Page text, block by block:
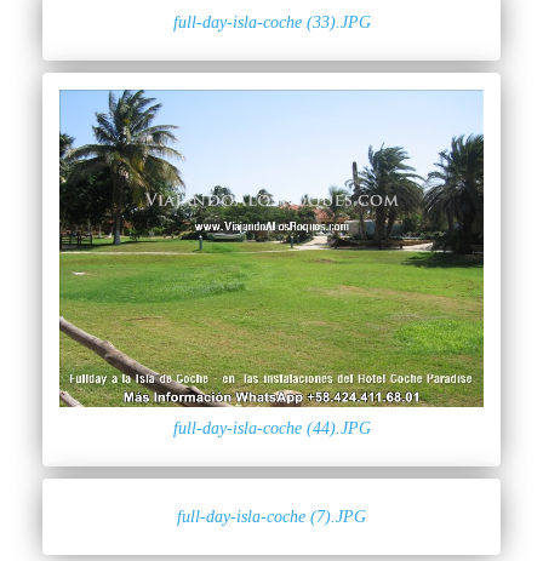
full-day-isla-coche (33).JPG
full-day-isla-coche (44).JPG
full-day-isla-coche (7).JPG